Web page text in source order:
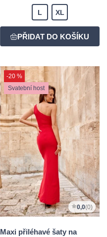
L XL
-20 %
Svatební host
0,0(0)
Maxi přiléhavé šaty na